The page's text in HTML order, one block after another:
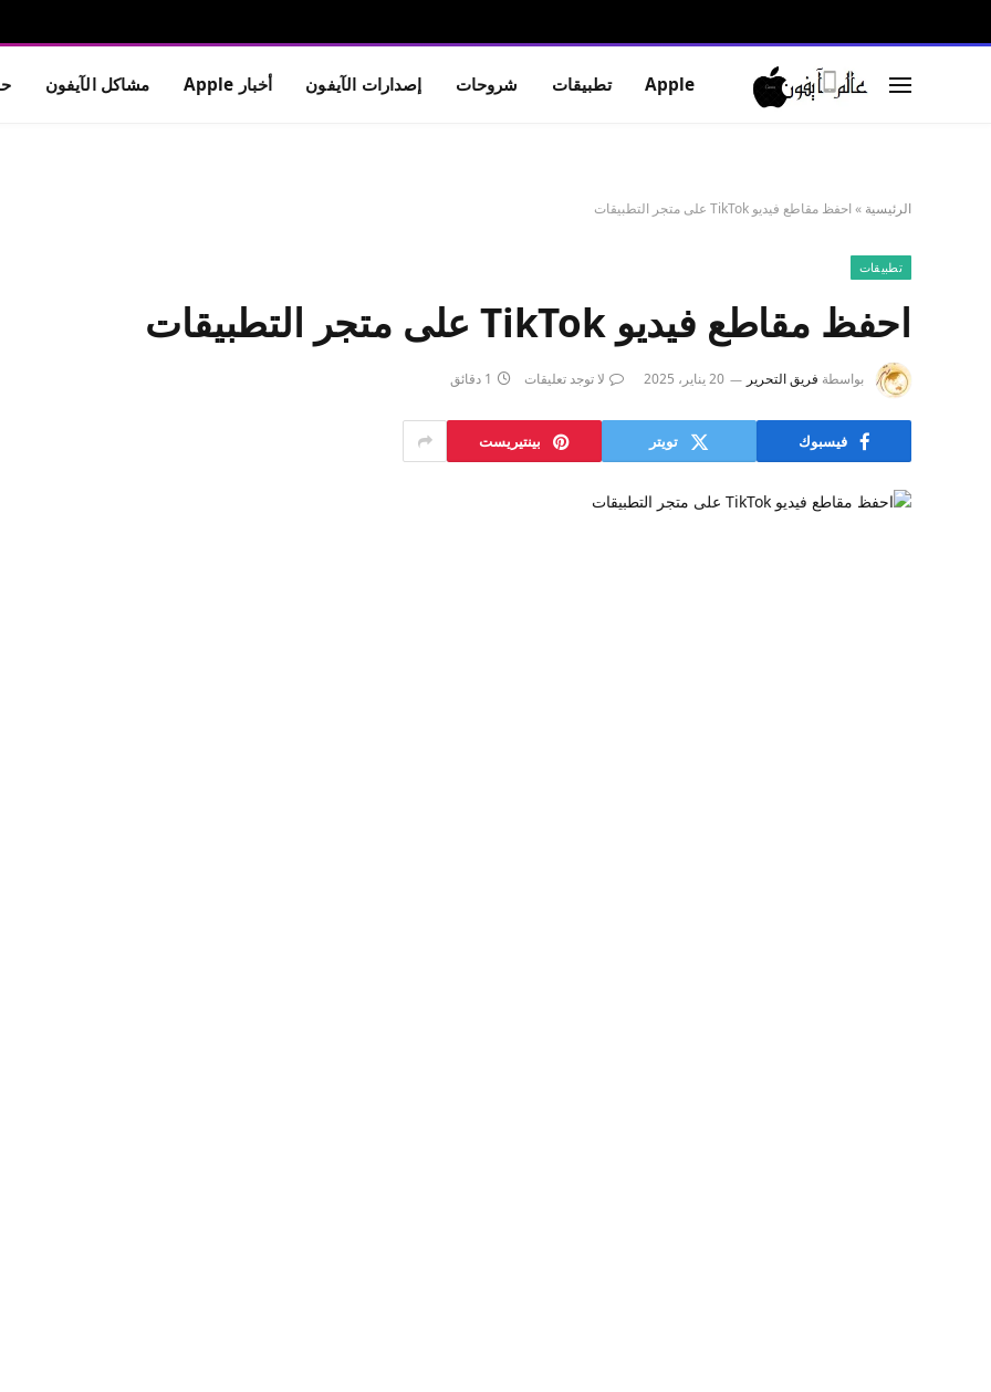
Apple تطبيقات شروحات إصدارات الآيفون أخبار Apple مشاكل الآيفون
الرئيسية » احفظ مقاطع فيديو TikTok على متجر التطبيقات
تطبيقات
احفظ مقاطع فيديو TikTok على متجر التطبيقات
بواسطة فريق التحرير 20 يناير، 2025 لا توجد تعليقات 1 دقائق
فيسبوك تويتر بينتيريست